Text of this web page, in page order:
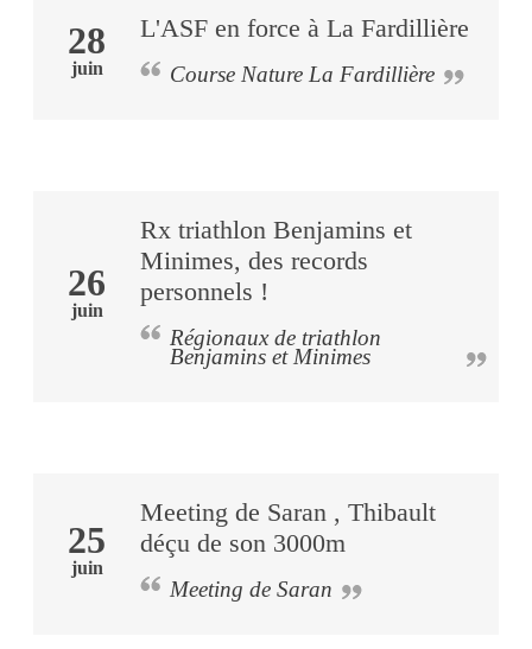
28
juin
L'ASF en force à La Fardillière
Course Nature La Fardillière
26
juin
Rx triathlon Benjamins et
Minimes, des records
personnels !
Régionaux de triathlon
Benjamins et Minimes
25
juin
Meeting de Saran , Thibault
déçu de son 3000m
Meeting de Saran